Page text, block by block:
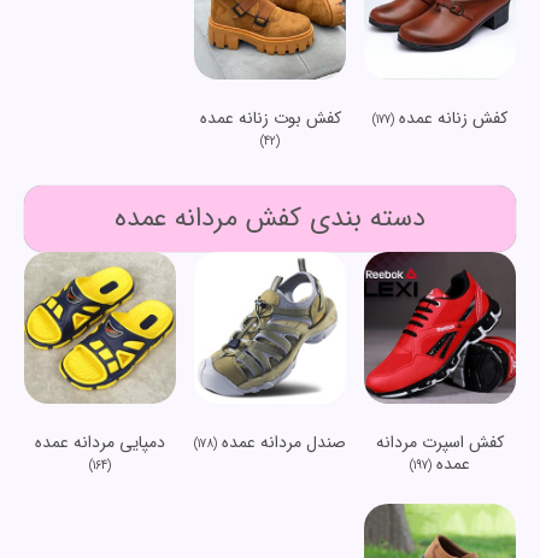
کفش زنانه عمده (177) کفش بوت زنانه عمده
(42)
دسته بندی کفش مردانه عمده
کفش اسپرت مردانه
عمده (197)
صندل مردانه عمده (178) دمپایی مردانه عمده
(164)